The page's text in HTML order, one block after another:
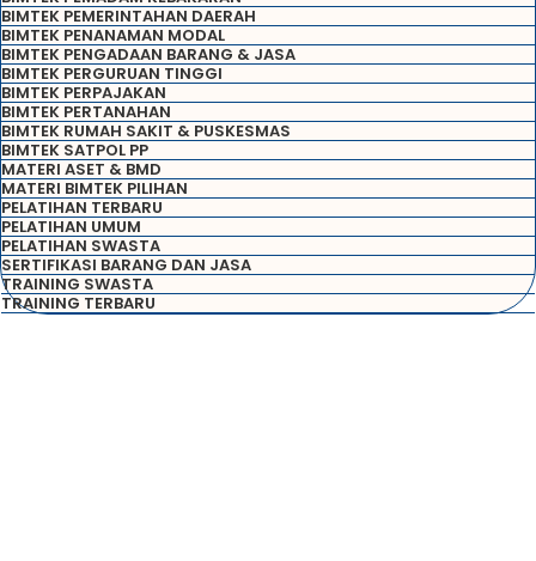
BIMTEK PEMERINTAHAN DAERAH
BIMTEK PENANAMAN MODAL
BIMTEK PENGADAAN BARANG & JASA
BIMTEK PERGURUAN TINGGI
BIMTEK PERPAJAKAN
BIMTEK PERTANAHAN
BIMTEK RUMAH SAKIT & PUSKESMAS
BIMTEK SATPOL PP
MATERI ASET & BMD
MATERI BIMTEK PILIHAN
PELATIHAN TERBARU
PELATIHAN UMUM
PELATIHAN SWASTA
SERTIFIKASI BARANG DAN JASA
TRAINING SWASTA
TRAINING TERBARU